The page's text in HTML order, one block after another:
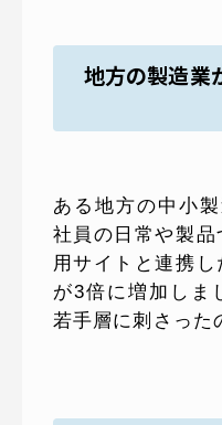
地方の製造
ある地方の中小
社員の日常や製
用サイトと連携
が3倍に増加しま
若手層に刺さった